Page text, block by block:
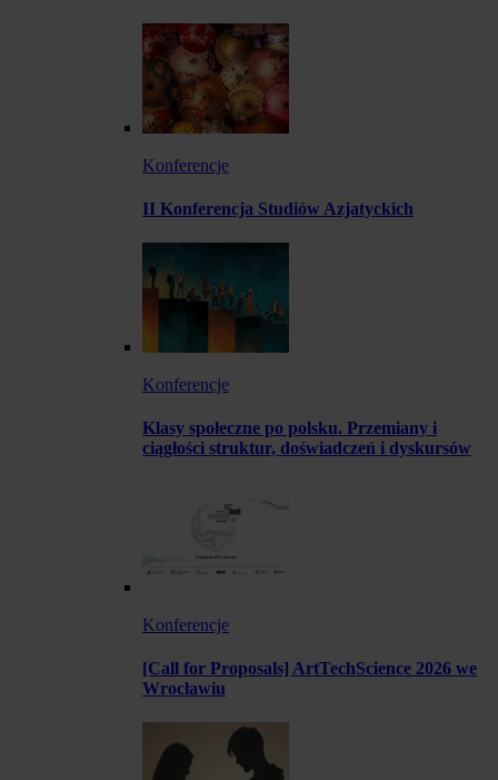
Konferencje
II Konferencja Studiów Azjatyckich
Konferencje
Klasy społeczne po polsku. Przemiany i
ciągłości struktur, doświadczeń i dyskursów
Konferencje
[Call for Proposals] ArtTechScience 2026 we
Wrocławiu